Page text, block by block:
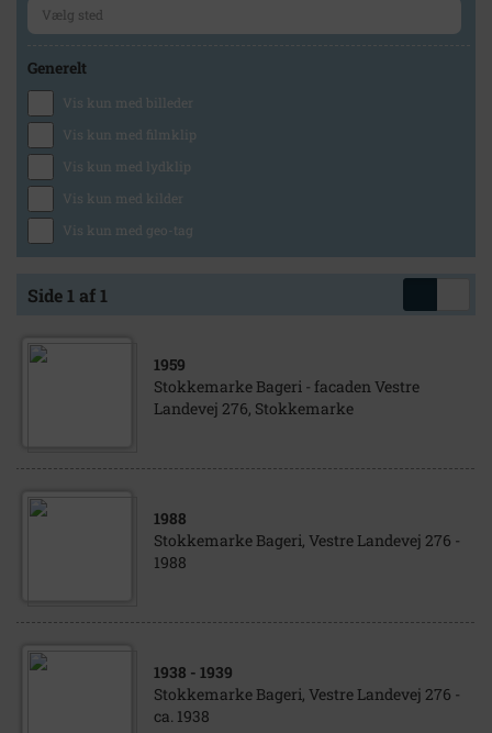
Generelt
Vis kun med billeder
Vis kun med filmklip
Vis kun med lydklip
Vis kun med kilder
Vis kun med geo-tag
Side 1 af 1
1959
Stokkemarke Bageri - facaden Vestre
Landevej 276, Stokkemarke
1988
Stokkemarke Bageri, Vestre Landevej 276 -
1988
1938 - 1939
Stokkemarke Bageri, Vestre Landevej 276 -
ca. 1938